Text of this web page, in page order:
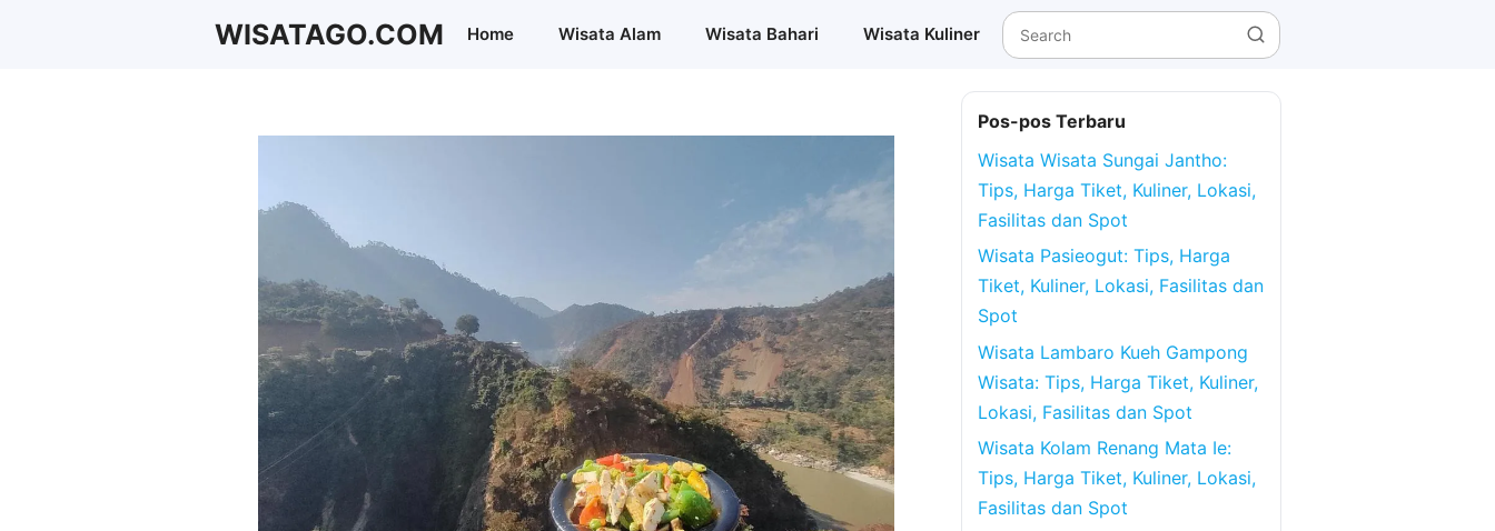
WISATAGO.COM Home Wisata Alam Wisata Bahari Wisata Kuliner
Pos-pos Terbaru
Wisata Wisata Sungai Jantho:
Tips, Harga Tiket, Kuliner, Lokasi,
Fasilitas dan Spot
Wisata Pasieogut: Tips, Harga
Tiket, Kuliner, Lokasi, Fasilitas dan
Spot
Wisata Lambaro Kueh Gampong
Wisata: Tips, Harga Tiket, Kuliner,
Lokasi, Fasilitas dan Spot
Wisata Kolam Renang Mata Ie:
Tips, Harga Tiket, Kuliner, Lokasi,
Fasilitas dan Spot